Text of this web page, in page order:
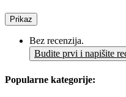
Prikaz
Bez recenzija.
Budite prvi i napišite
Popularne kategorije: